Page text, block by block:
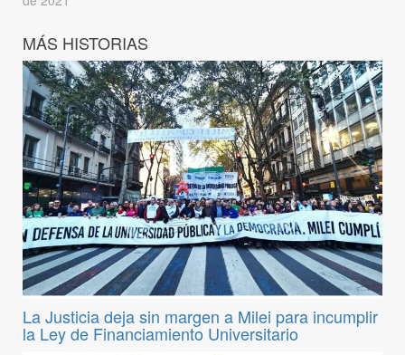
MÁS HISTORIAS
La Justicia deja sin margen a Milei para incumplir
la Ley de Financiamiento Universitario